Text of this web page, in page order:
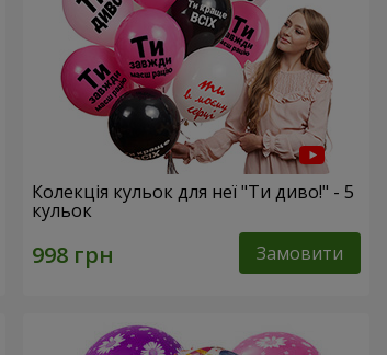
Колекція кульок для неї "Ти диво!" - 5
кульок
Замовити